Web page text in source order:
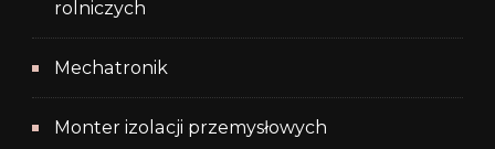
rolniczych
Mechatronik
Monter izolacji przemysłowych